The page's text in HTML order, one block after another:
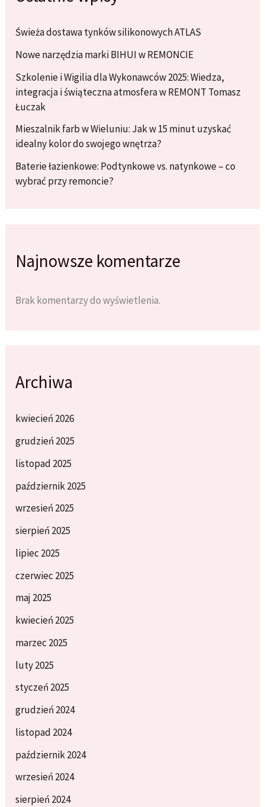
Świeża dostawa tynków silikonowych ATLAS
Nowe narzędzia marki BIHUI w REMONCIE
Szkolenie i Wigilia dla Wykonawców 2025: Wiedza,
integracja i świąteczna atmosfera w REMONT Tomasz
Łuczak
Mieszalnik farb w Wieluniu: Jak w 15 minut uzyskać
idealny kolor do swojego wnętrza?
Baterie łazienkowe: Podtynkowe vs. natynkowe – co
wybrać przy remoncie?
Najnowsze komentarze
Brak komentarzy do wyświetlenia.
Archiwa
kwiecień 2026
grudzień 2025
listopad 2025
październik 2025
wrzesień 2025
sierpień 2025
lipiec 2025
czerwiec 2025
maj 2025
kwiecień 2025
marzec 2025
luty 2025
styczeń 2025
grudzień 2024
listopad 2024
październik 2024
wrzesień 2024
sierpień 2024